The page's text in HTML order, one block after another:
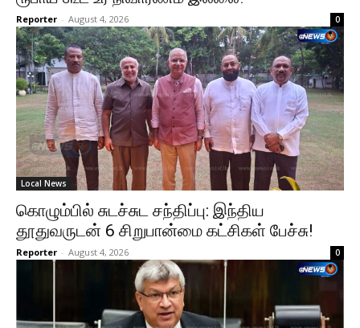
Reporter - August 4, 2026 0
Local News
கொழும்பில் சுடச்சுட சந்திப்பு: இந்திய
தூதுவருடன் 6 சிறுபான்மை கட்சிகள் பேச்சு!
Reporter - August 4, 2026 0